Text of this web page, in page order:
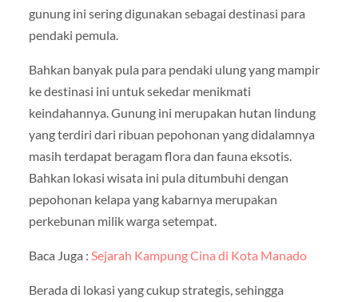
gunung ini sering digunakan sebagai destinasi para
pendaki pemula.
Bahkan banyak pula para pendaki ulung yang mampir
ke destinasi ini untuk sekedar menikmati
keindahannya. Gunung ini merupakan hutan lindung
yang terdiri dari ribuan pepohonan yang didalamnya
masih terdapat beragam flora dan fauna eksotis.
Bahkan lokasi wisata ini pula ditumbuhi dengan
pepohonan kelapa yang kabarnya merupakan
perkebunan milik warga setempat.
Baca Juga : Sejarah Kampung Cina di Kota Manado
Berada di lokasi yang cukup strategis, sehingga